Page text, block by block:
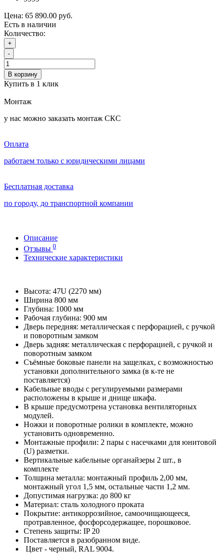
Цена: 65 890.00 руб.
Есть в наличии
Количество:
+
-
В корзину
Купить в 1 клик
Монтаж
у нас можно заказать монтаж СКС
Оплата
работаем только с юридическими лицами
Бесплатная доставка
по городу, до транспортной компании
Описание
Отзывы 0
Технические характеристики
Высота: 47U (2270 мм)
Ширина 800 мм
Глубина: 1000 мм
Рабочая глубина: 900 мм
Дверь передняя: металлическая с перфорацией, с ручкой
и поворотным замком
Дверь задняя: металлическая с перфорацией, с ручкой и
поворотным замком
Съёмные боковые панели на защелках, с возможностью
установки дополнительного замка (в к-те не
поставляется)
Кабельные вводы с регулируемыми размерами
расположены в крыше и днище шкафа.
В крыше предусмотрена установка вентиляторных
модулей.
Ножки и поворотные ролики в комплекте, можно
установить одновременно.
Монтажные профили: 2 пары с насечками для юнитовой
(U) разметки.
Вертикальные кабельные органайзеры 2 шт., в
комплекте
Толщина металла: монтажный профиль 2,00 мм,
монтажный угол 1,5 мм, остальные части 1,2 мм.
Допустимая нагрузка: до 800 кг
Материал: сталь холодного проката
Покрытие: антикоррозийное, самоочищающееся,
протравленное, фосфорсодержащее, порошковое.
Степень защиты: IP 20
Поставляется в разобранном виде.
Цвет - черный, RAL 9004.